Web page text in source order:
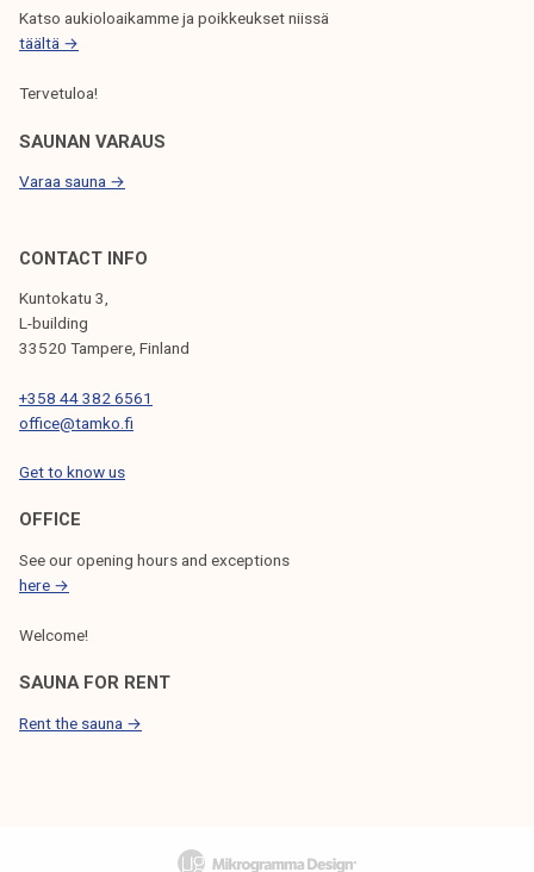
A
U
S
Katso aukioloaikamme ja poikkeukset niissä
täältä →
Tervetuloa!
SAUNAN VARAUS
Varaa sauna →
CONTACT INFO
Kuntokatu 3,
L-building
33520 Tampere, Finland
+358 44 382 6561
office@tamko.fi
Get to know us
OFFICE
See our opening hours and exceptions
here →
Welcome!
SAUNA FOR RENT
Rent the sauna →